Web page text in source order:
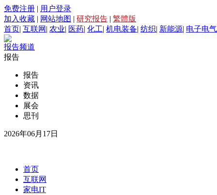
免费注册 | 用户登录
加入收藏 | 网站地图 | 研究报告 | 繁體版
首页| 互联网 | 农业| 医药| 化工| 机电装备| 纺织| 新能源| 电子电气
报告频道
报告
报告
资讯
数据
展会
思刊
2026年06月17日
首页
互联网
家电IT